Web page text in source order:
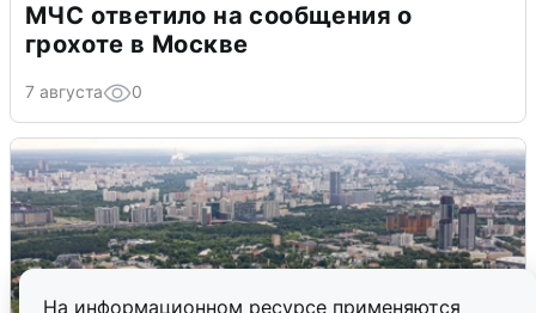
На информационном ресурсе применяются
МЧС ответило на сообщения о
грохоте в Москве
7 августа 0